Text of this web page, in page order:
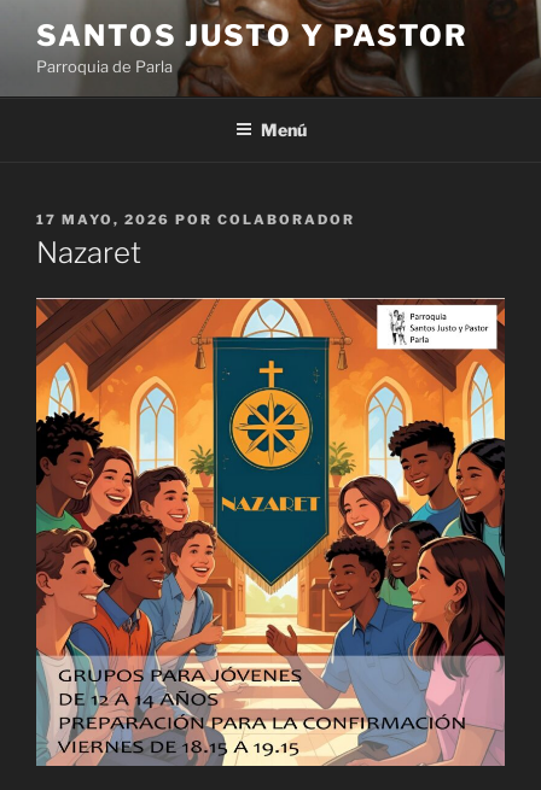
contenido
SANTOS JUSTO Y PASTOR
Parroquia de Parla
Menú
PUBLICADO
EL
17 MAYO, 2026 POR COLABORADOR
Nazaret